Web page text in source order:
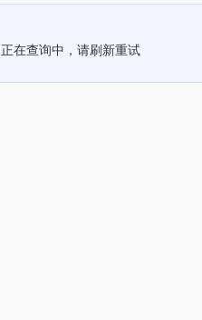
正在查询中，请刷新重试